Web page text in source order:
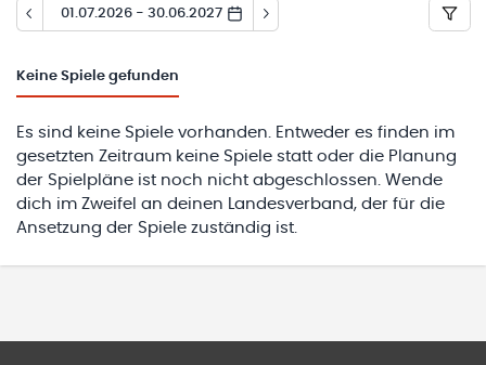
01.07.2026 - 30.06.2027
Keine Spiele gefunden
Es sind keine Spiele vorhanden. Entweder es finden im
gesetzten Zeitraum keine Spiele statt oder die Planung
der Spielpläne ist noch nicht abgeschlossen. Wende
dich im Zweifel an deinen Landesverband, der für die
Ansetzung der Spiele zuständig ist.